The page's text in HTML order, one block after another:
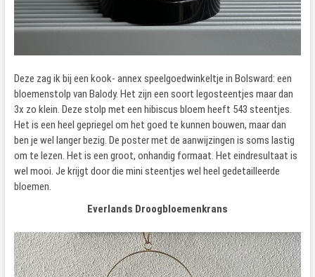
Deze zag ik bij een kook- annex speelgoedwinkeltje in Bolsward: een
bloemenstolp van Balody. Het zijn een soort legosteentjes maar dan
3x zo klein. Deze stolp met een hibiscus bloem heeft 543 steentjes.
Het is een heel gepriegel om het goed te kunnen bouwen, maar dan
ben je wel langer bezig. De poster met de aanwijzingen is soms lastig
om te lezen. Het is een groot, onhandig formaat. Het eindresultaat is
wel mooi. Je krijgt door die mini steentjes wel heel gedetailleerde
bloemen.
Everlands Droogbloemenkrans